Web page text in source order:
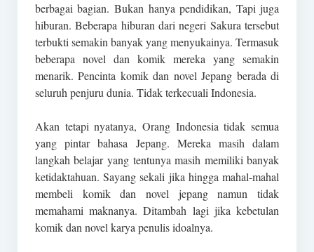
berbagai bagian. Bukan hanya pendidikan, Tapi juga
hiburan. Beberapa hiburan dari negeri Sakura tersebut
terbukti semakin banyak yang menyukainya. Termasuk
beberapa novel dan komik mereka yang semakin
menarik. Pencinta komik dan novel Jepang berada di
seluruh penjuru dunia. Tidak terkecuali Indonesia.
Akan tetapi nyatanya, Orang Indonesia tidak semua
yang pintar bahasa Jepang. Mereka masih dalam
langkah belajar yang tentunya masih memiliki banyak
ketidaktahuan. Sayang sekali jika hingga mahal-mahal
membeli komik dan novel jepang namun tidak
memahami maknanya. Ditambah lagi jika kebetulan
komik dan novel karya penulis idoalnya.